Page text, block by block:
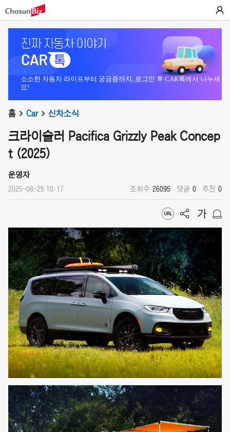
소소한 자동차 라이프부터 궁금증까지, 로그인 후 CAR톡에서 나누세
요!
홈 Car 신차소식
크라이슬러 Pacifica Grizzly Peak Concep
t (2025)
운영자
2025-08-25 10:17 조회수 26095 댓글 0 추천 0